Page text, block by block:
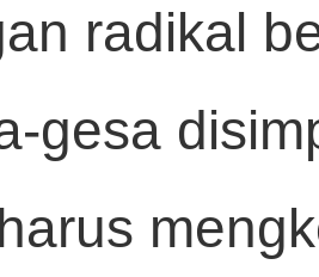
radikal
gesa